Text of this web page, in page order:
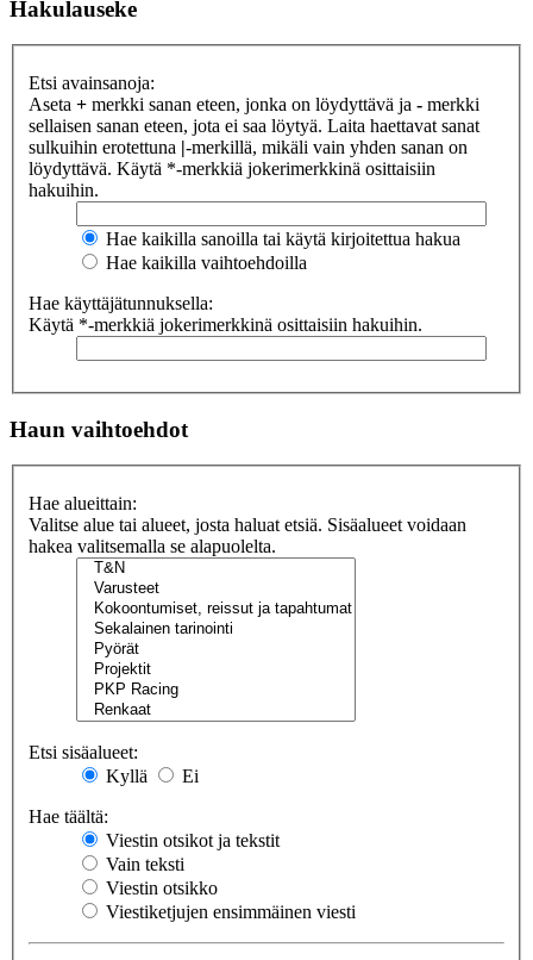
Hakulauseke
Etsi avainsanoja:
Aseta + merkki sanan eteen, jonka on löydyttävä ja - merkki
sellaisen sanan eteen, jota ei saa löytyä. Laita haettavat sanat
sulkuihin erotettuna |-merkillä, mikäli vain yhden sanan on
löydyttävä. Käytä *-merkkiä jokerimerkkinä osittaisiin
hakuihin.
Hae kaikilla sanoilla tai käytä kirjoitettua hakua
Hae kaikilla vaihtoehdoilla
Hae käyttäjätunnuksella:
Käytä *-merkkiä jokerimerkkinä osittaisiin hakuihin.
Haun vaihtoehdot
Hae alueittain:
Valitse alue tai alueet, josta haluat etsiä. Sisäalueet voidaan
hakea valitsemalla se alapuolelta.
Etsi sisäalueet:
Kyllä
Ei
Hae täältä:
Viestin otsikot ja tekstit
Vain teksti
Viestin otsikko
Viestiketjujen ensimmäinen viesti